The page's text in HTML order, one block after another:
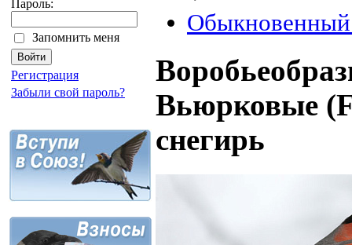
Пароль:
Запомнить меня
Регистрация
Забыли свой пароль?
Обыкновенный
Вьюрковые
снегирь